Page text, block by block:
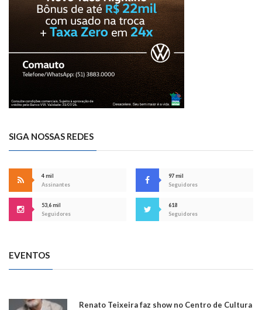
SIGA NOSSAS REDES
4 mil
Assinantes
97 mil
Seguidores
53,6 mil
Seguidores
618
Seguidores
EVENTOS
Renato Teixeira faz show no Centro de Cultura